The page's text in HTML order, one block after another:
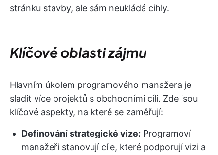
stránku stavby, ale sám neukládá cihly.
Klíčové oblasti zájmu
Hlavním úkolem programového manažera je
sladit více projektů s obchodními cíli. Zde jsou
klíčové aspekty, na které se zaměřují:
Definování strategické vize: Programoví
manažeři stanovují cíle, které podporují vizi a